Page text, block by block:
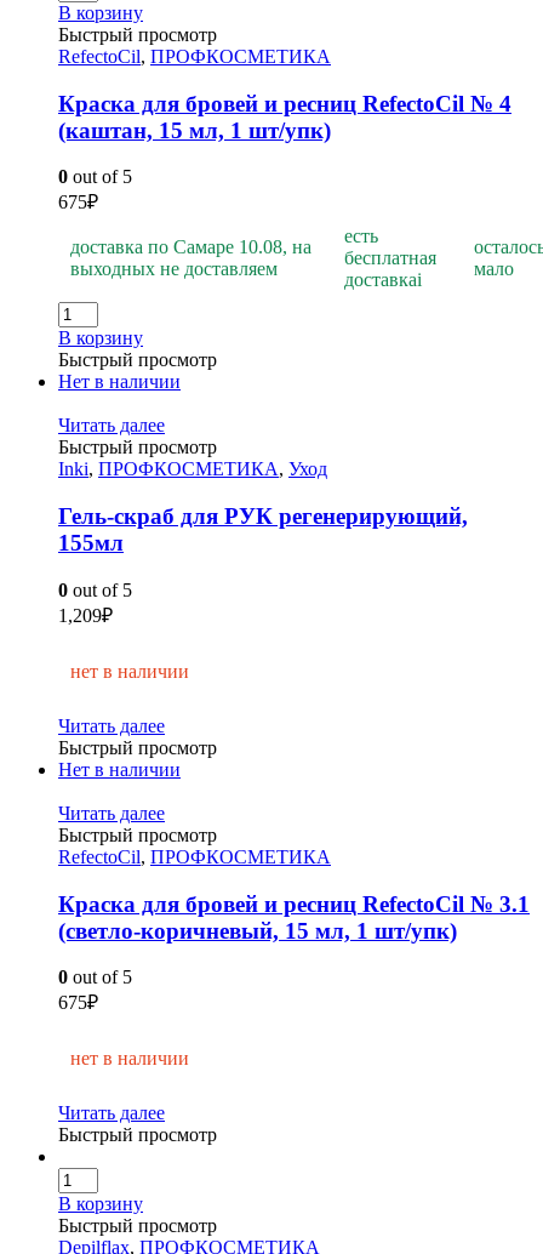
В корзину
Быстрый просмотр
RefectoCil, ПРОФКОСМЕТИКА
Краска для бровей и ресниц RefectoCil № 4
(каштан, 15 мл, 1 шт/упк)
0 out of 5
675₽
доставка по Самаре 10.08, на
выходных не доставляем
есть
бесплатная
доставкаi
мало
В корзину
Быстрый просмотр
Нет в наличии
Читать далее
Быстрый просмотр
Inki, ПРОФКОСМЕТИКА, Уход
Гель-скраб для РУК регенерирующий,
155мл
0 out of 5
1,209₽
нет в наличии
Читать далее
Быстрый просмотр
Нет в наличии
Читать далее
Быстрый просмотр
RefectoCil, ПРОФКОСМЕТИКА
Краска для бровей и ресниц RefectoCil № 3.1
(светло-коричневый, 15 мл, 1 шт/упк)
0 out of 5
675₽
нет в наличии
Читать далее
Быстрый просмотр
В корзину
Быстрый просмотр
Depilflax, ПРОФКОСМЕТИКА